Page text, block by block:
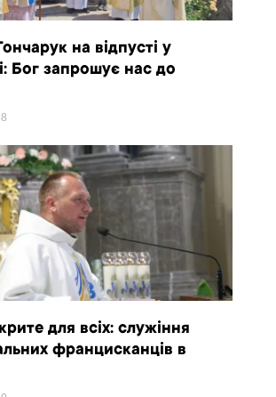
на відпусті у
Бог запрошує нас до
для всіх: служіння
францисканців в